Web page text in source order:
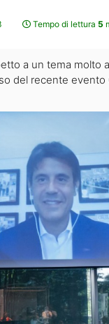
Tempo di lettura 5
a un tema molto
del recente evento